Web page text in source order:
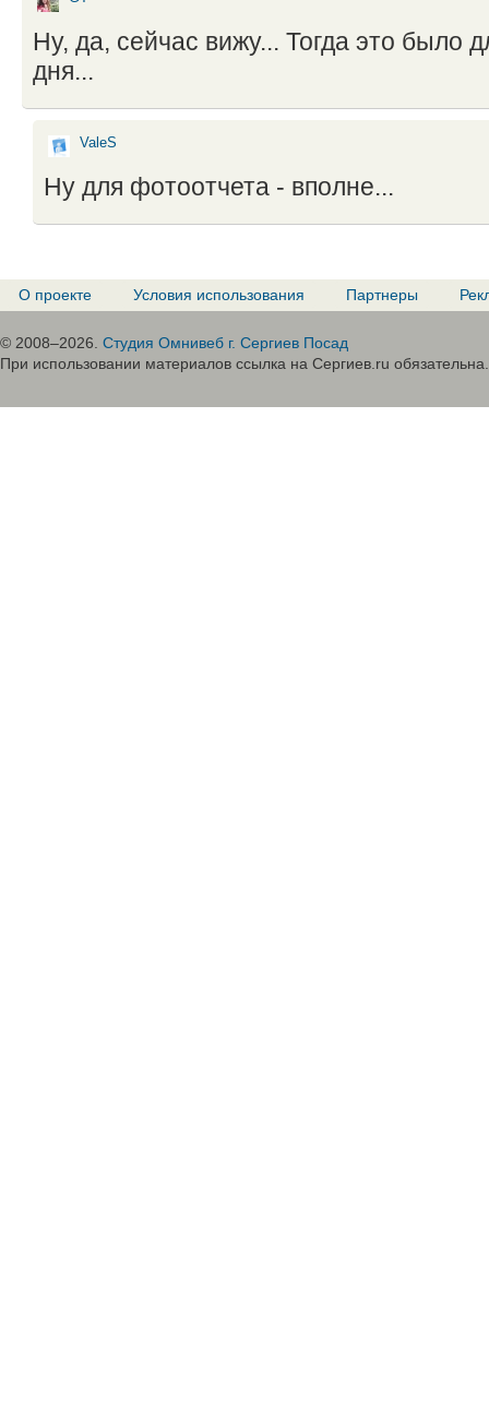
Ну, да, сейчас вижу... Тогда это было
дня...
ValeS
Ну для фотоотчета - вполне...
О проекте Условия использования Партнеры
© 2008–2026. Студия Омнивеб г. Сергиев Посад
При использовании материалов ссылка на Сергиев.ru обязательна.